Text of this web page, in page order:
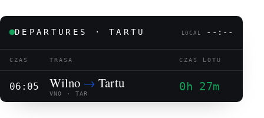
DEPARTURES · TARTU LOCAL --:--
CZAS TRASA CZAS LOTU
06:05 Wilno → Tartu
VNO · TAR
0h 27m